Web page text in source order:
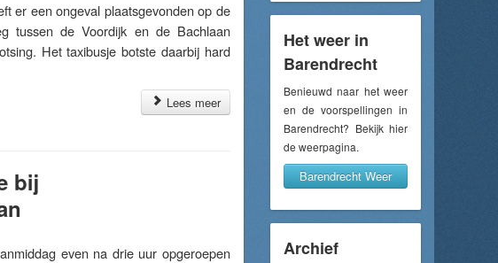
er een ongeval plaatsgevonden op de
tussen de Voordijk en de Bachlaan
Het taxibusje botste daarbij hard
Lees meer
bij
even na drie uur opgeroepen
Het weer in
Barendrecht
Benieuwd naar het weer
en de voorspellingen in
Barendrecht? Bekijk hier
de weerpagina.
Barendrecht Weer
Archief